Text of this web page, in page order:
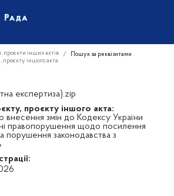
проєкти інших актів
Пошук за реквізитами
проєкту іншого акта
експертиза).zip
проєкту іншого акта:
внесення змін до Кодексу України
правопорушення щодо посилення
порушення законодавства з